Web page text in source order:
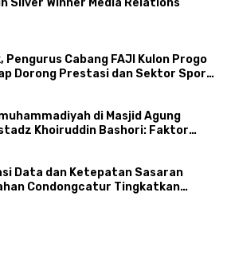
Silver Winner Media Relations
Pengurus Cabang FAJI Kulon Progo
Dorong Prestasi dan Sektor Sport
di Masjid Agung
Khoiruddin Bashori: Faktor
Data dan Ketepatan Sasaran
Condongcatur Tingkatkan